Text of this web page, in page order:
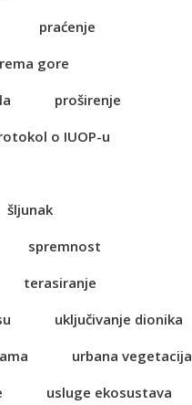
praćenje
gore
proširenje
o IUOP-u
šljunak
spremnost
terasiranje
uključivanje dionika
urbana vegetacija
usluge ekosustava